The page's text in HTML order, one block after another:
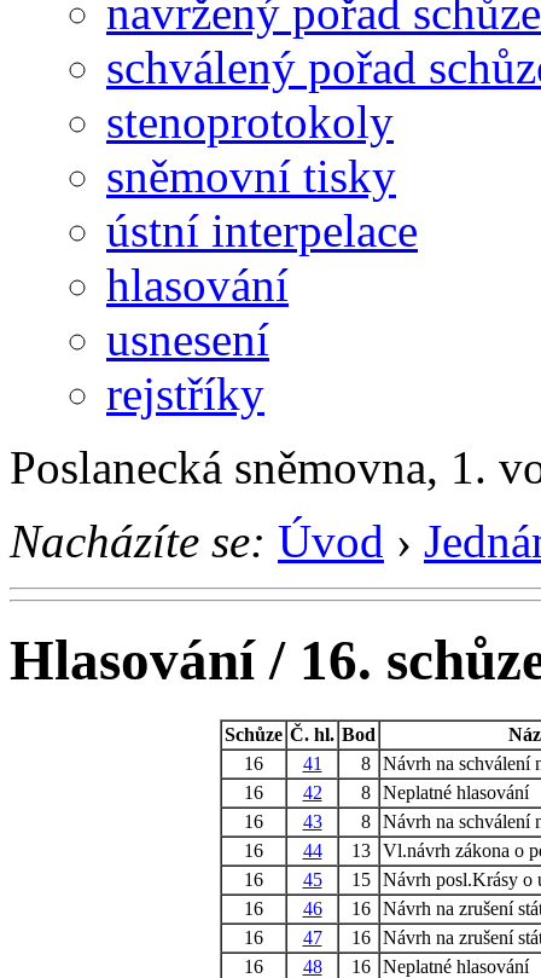
navržený pořad schůze
schválený pořad
stenoprotokoly
sněmovní tisky
ústní interpelace
hlasování
usnesení
rejstříky
Poslanecká sněmovna, 1.
Nacházíte se: Úvod ›
Hlasování / 16.
Schůze Č. hl. Bod
16
41 8 Návrh na schválení
16
42 8 Neplatné hlasování
16
43 8 Návrh na schválení
16
44 13 Vl.návrh zákona o
16
45 15 Návrh posl.Krásy o
16
46 16 Návrh na zrušení
16
47 16 Návrh na zrušení
16
48 16 Neplatné hlasování